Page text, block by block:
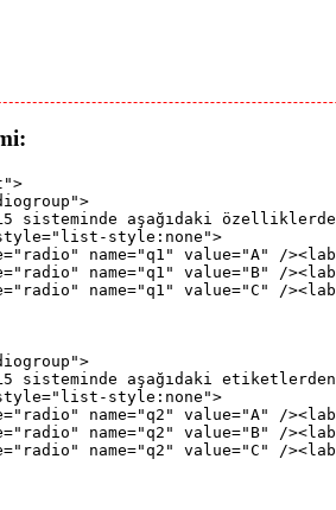
sisteminde aşağıdaki
style:none">
name="q1" value="A" /
name="q1" value="B" /
name="q1" value="C" /
sisteminde aşağıdaki
style:none">
name="q2" value="A" /
name="q2" value="B" /
name="q2" value="C" /